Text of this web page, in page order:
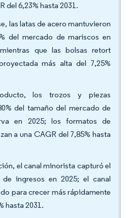
del 6,23% hasta 2031.
las latas de acero mantuvieron
del mercado de mariscos en
que las bolsas retort
más alta del 7,25%
los trozos y piezas
del tamaño del mercado de
en 2025; los formatos de
a una CAGR del 7,85% hasta
el canal minorista capturó el
ingresos en 2025; el canal
para crecer más rápidamente
hasta 2031.